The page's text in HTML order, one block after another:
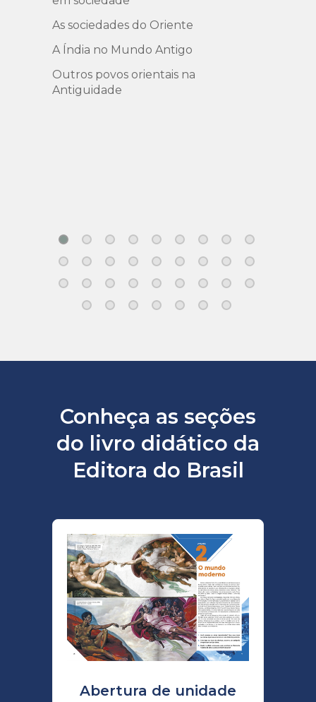
As sociedades do Oriente
A Índia no Mundo Antigo
Outros povos orientais na
Antiguidade
Conheça as seções
do livro didático da
Editora do Brasil
Abertura de unidade